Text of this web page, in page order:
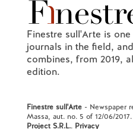
Finestre sull'Arte is
journals in the field,
combines, from 2019,
edition.
Finestre sull'Arte- Newspaper
Massa, aut. no. 5 of 12/06/
Project S.R.L.. Privacy